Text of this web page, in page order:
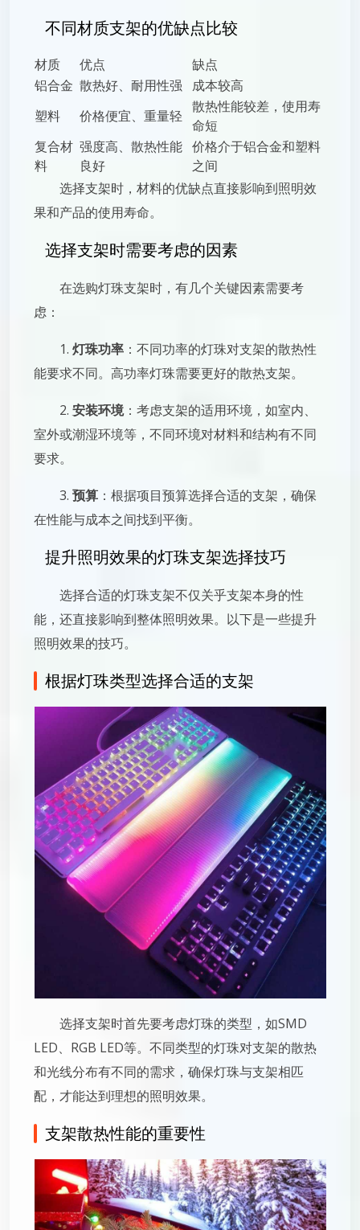
不同材质支架的优缺点比较
材质 优点
缺点
铝合金 散热好、耐用性强
成本较高
塑料
价格便宜、重量轻
散热性能较差，使用寿
命短
复合材
料
强度高、散热性能
良好
价格介于铝合金和塑料
之间
选择支架时，材料的优缺点直接影响到照明效
果和产品的使用寿命。
选择支架时需要考虑的因素
在选购灯珠支架时，有几个关键因素需要考
虑：
1. 灯珠功率 ：不同功率的灯珠对支架的散热性
能要求不同。高功率灯珠需要更好的散热支架。
2. 安装环境：考虑支架的适用环境，如室内、
室外或潮湿环境等，不同环境对材料和结构有不同
要求。
3. 预算 ：根据项目预算选择合适的支架，确保
在性能与成本之间找到平衡。
提升照明效果的灯珠支架选择技巧
选择合适的灯珠支架不仅关乎支架本身的性
能，还直接影响到整体照明效果。以下是一些提升
照明效果的技巧。
根据灯珠类型选择合适的支架
选择支架时首先要考虑灯珠的类型，如SMD
LED、RGB LED等。不同类型的灯珠对支架的散热
和光线分布有不同的需求，确保灯珠与支架相匹
配，才能达到理想的照明效果。
支架散热性能的重要性